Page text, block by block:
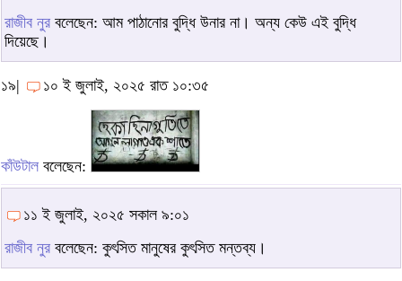
রাজীব নুর বলেছেন: আম পাঠানোর বুদ্ধি উনার না। অন্য কেউ এই বুদ্ধি
দিয়েছে।
১৯| ১০ ই জুলাই, ২০২৫ রাত ১০:৩৫
কাঁউটাল বলেছেন:
১১ ই জুলাই, ২০২৫ সকাল ৯:০১
রাজীব নুর বলেছেন: কুৎসিত মানুষের কুৎসিত মন্তব্য।